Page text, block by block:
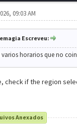
09:03 AM
Escreveu:
varios horarios que no
check if the region
Anexados